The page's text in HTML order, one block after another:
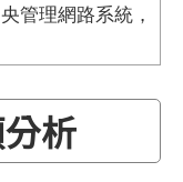
管理網路系統，
析